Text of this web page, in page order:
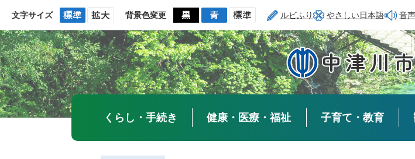
文字サイズ 背景色変更 ルビふり やさしい日本語 音
くらし・手続き 健康・医療・福祉 子育て・教育